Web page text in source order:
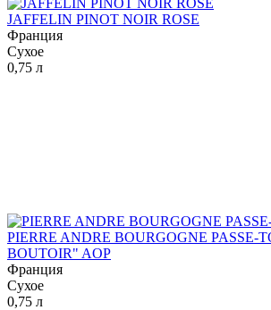
JAFFELIN PINOT NOIR ROSE
Франция
Сухое
0,75 л
PIERRE ANDRE BOURGOGNE PASSE-
BOUTOIR" AOP
Франция
Сухое
0,75 л